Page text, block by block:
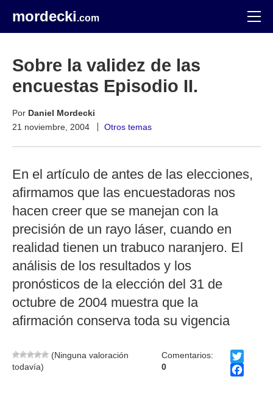
mordecki.com
Sobre la validez de las
encuestas Episodio II.
Por Daniel Mordecki
21 noviembre, 2004
Otros temas
En el artículo de antes de las elecciones,
afirmamos que las encuestadoras nos
hacen creer que se manejan con la
precisión de un rayo láser, cuando en
realidad tienen un trabuco naranjero. El
análisis de los resultados y los
pronósticos de la elección del 31 de
octubre de 2004 muestra que la
afirmación conserva toda su vigencia
(Ninguna valoración
todavía)
Comentarios:
0